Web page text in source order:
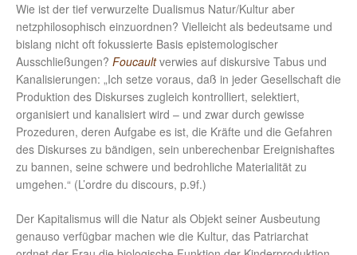
Wie ist der tief verwurzelte Dualismus Natur/Kultur aber
netzphilosophisch einzuordnen? Vielleicht als bedeutsame und
bislang nicht oft fokussierte Basis epistemologischer
Ausschließungen? Foucault verwies auf diskursive Tabus und
Kanalisierungen: „Ich setze voraus, daß in jeder Gesellschaft die
Produktion des Diskurses zugleich kontrolliert, selektiert,
organisiert und kanalisiert wird – und zwar durch gewisse
Prozeduren, deren Aufgabe es ist, die Kräfte und die Gefahren
des Diskurses zu bändigen, sein unberechenbar Ereignishaftes
zu bannen, seine schwere und bedrohliche Materialität zu
umgehen.“ (L’ordre du discours, p.9f.)
Der Kapitalismus will die Natur als Objekt seiner Ausbeutung
genauso verfügbar machen wie die Kultur, das Patriarchat